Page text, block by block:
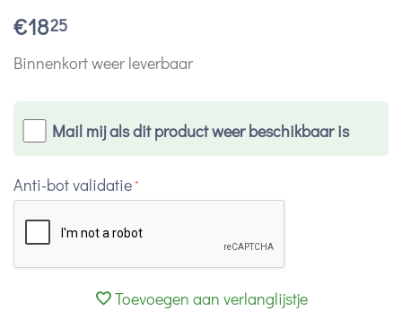
€1825
Binnenkort weer leverbaar
Mail mij als dit product weer beschikbaar is
Anti-bot validatie
Toevoegen aan verlanglijstje